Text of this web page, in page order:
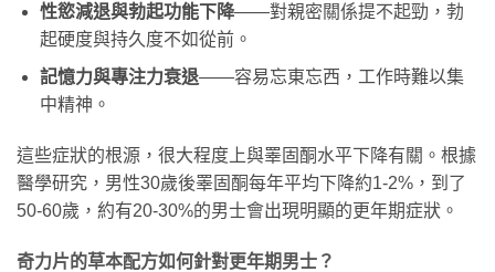
性慾減退與勃起功能下降——對親密關係提不起勁，勃
起硬度與持久度不如從前。
記憶力與專注力衰退——容易忘東忘西，工作時難以集
中精神。
這些症狀的根源，很大程度上與睪固酮水平下降有關。根據
醫學研究，男性30歲後睪固酮每年平均下降約1-2%，到了
50-60歲，約有20-30%的男士會出現明顯的更年期症狀。
奇力片的草本配方如何針對更年期男士？